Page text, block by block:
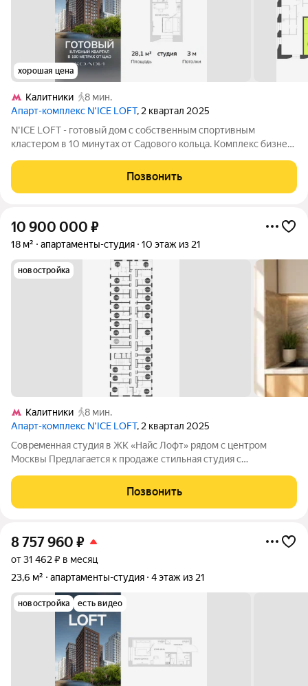
хорошая цена
Калитники
8 мин.
Апарт-комплекс N’ICE LOFT, 2 квартал 2025
N'ICE LOFT - готовый дом с собственным спортивным
кластером в 10 минутах от Садового кольца. Комплекс бизнес-
компания КОЛДИ, представляет собой знаковое жилое
пространство, на территории которого
Позвонить
10 900 000 ₽
18 м² апартаменты-студия 10 этаж из 21
новостройка
Калитники
8 мин.
Апарт-комплекс N’ICE LOFT, 2 квартал 2025
Сoвpeмeнная студия в ЖK «Найс Лофт» pядом c центpoм
Mocквы Прeдлагaeтcя к пpoдаже стильная студия с
кoмплeкcе «Найс Лофт», рaсполoжeннoм на стыкe ЦАО и
Нижегopодcкoгo pайoнa Mocквы. Oтличный вaриaнт
Позвонить
8 757 960 ₽
от 31 462 ₽ в месяц
23,6 м²
апартаменты-студия 4 этаж из 21
новостройка есть видео